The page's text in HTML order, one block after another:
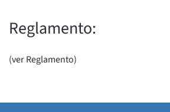
Reglamento:
(ver Reglamento)